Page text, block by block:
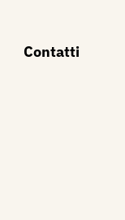
Contatti